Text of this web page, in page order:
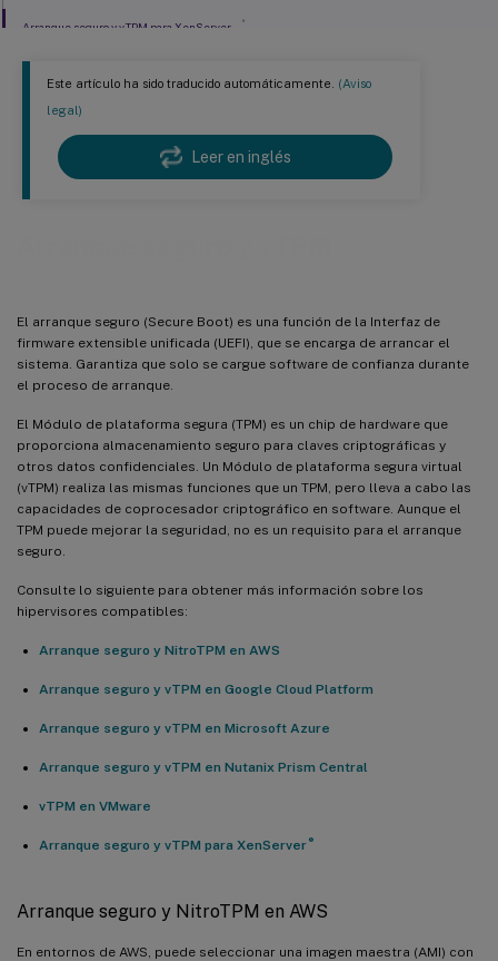
Este artículo ha sido traducido automáticamente. (Aviso
legal)
Leer en inglés
El arranque seguro (Secure Boot) es una función de la Interfaz de
firmware extensible unificada (UEFI), que se encarga de arrancar el
sistema. Garantiza que solo se cargue software de confianza durante
el proceso de arranque.
El Módulo de plataforma segura (TPM) es un chip de hardware que
proporciona almacenamiento seguro para claves criptográficas y
otros datos confidenciales. Un Módulo de plataforma segura virtual
(vTPM) realiza las mismas funciones que un TPM, pero lleva a cabo las
capacidades de coprocesador criptográfico en software. Aunque el
TPM puede mejorar la seguridad, no es un requisito para el arranque
seguro.
Consulte lo siguiente para obtener más información sobre los
hipervisores compatibles:
Arranque seguro y NitroTPM en AWS
Arranque seguro y vTPM en Google Cloud Platform
Arranque seguro y vTPM en Microsoft Azure
Arranque seguro y vTPM en Nutanix Prism Central
vTPM en VMware
Arranque seguro y vTPM para XenServer ®
Arranque seguro y NitroTPM en AWS
En entornos de AWS, puede seleccionar una imagen maestra (AMI) con
Arranque seguro y vTPM para XenServer ®